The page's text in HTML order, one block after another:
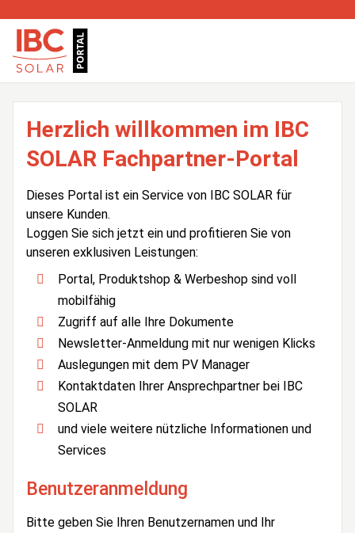
Herzlich willkommen im IBC
SOLAR Fachpartner-Portal
Dieses Portal ist ein Service von IBC SOLAR für
unsere Kunden.
Loggen Sie sich jetzt ein und profitieren Sie von
unseren exklusiven Leistungen:
Portal, Produktshop & Werbeshop sind voll
mobilfähig
Zugriff auf alle Ihre Dokumente
Newsletter-Anmeldung mit nur wenigen Klicks
Auslegungen mit dem PV Manager
Kontaktdaten Ihrer Ansprechpartner bei IBC
SOLAR
und viele weitere nützliche Informationen und
Services
Benutzeranmeldung
Bitte geben Sie Ihren Benutzernamen und Ihr